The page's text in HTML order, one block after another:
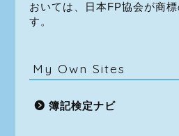
おいては、日本FP協会が商
す。
My Own Sites
簿記検定ナビ